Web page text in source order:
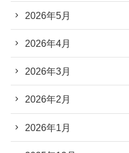
2026年5月
2026年4月
2026年3月
2026年2月
2026年1月